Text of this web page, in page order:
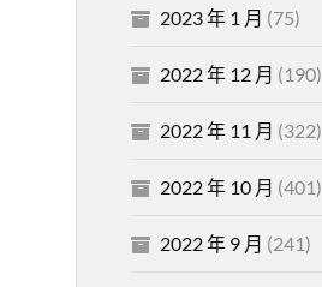
2023 年 1 月 (75)
2022 年 12 月 (190)
2022 年 11 月 (322)
2022 年 10 月 (401)
2022 年 9 月 (241)